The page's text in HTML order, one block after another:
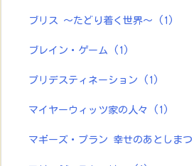
ブリス ～たどり着く世界～ (1)
ブレイン・ゲーム (1)
プリデスティネーション (1)
マイヤーウィッツ家の人々 (1)
マギーズ・プラン 幸せのあとしまつ